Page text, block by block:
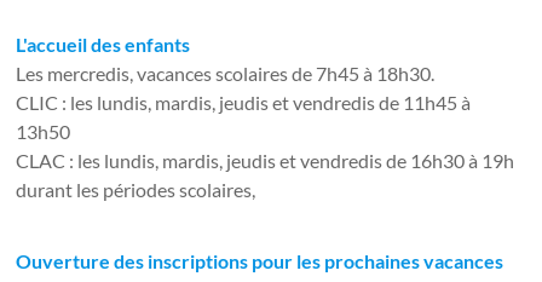
L'accueil des enfants
Les mercredis, vacances scolaires de 7h45 à 18h30.
CLIC : les lundis, mardis, jeudis et vendredis de 11h45 à
13h50
CLAC : les lundis, mardis, jeudis et vendredis de 16h30 à 19h
durant les périodes scolaires,
Ouverture des inscriptions pour les prochaines vacances